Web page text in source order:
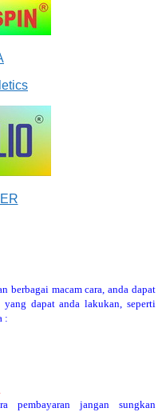
berbagai macam cara, anda dapat
dapat anda lakukan, seperti
:
pembayaran jangan sungkan